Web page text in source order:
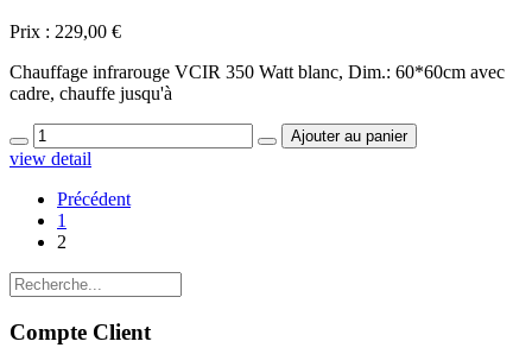
Prix : 229,00 €
Chauffage infrarouge VCIR 350 Watt blanc, Dim.: 60*60cm avec
cadre, chauffe jusqu'à
view detail
Précédent
1
2
Compte Client